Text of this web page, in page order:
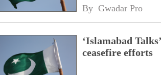
By Gwadar Pro
‘Islamabad
ceasefire efforts